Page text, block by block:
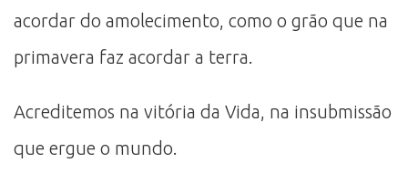
acordar do amolecimento, como o grão que na
primavera faz acordar a terra.
Acreditemos na vitória da Vida, na insubmissão
que ergue o mundo.